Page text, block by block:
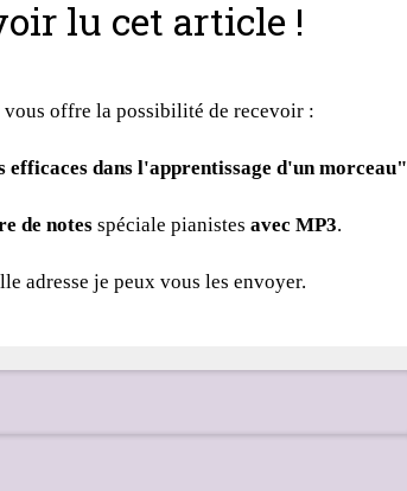
lu cet article !
offre la possibilité de recevoir :
dans l'apprentissage d'un morceau"
de notes spéciale pianistes avec MP3.
adresse je peux vous les envoyer.